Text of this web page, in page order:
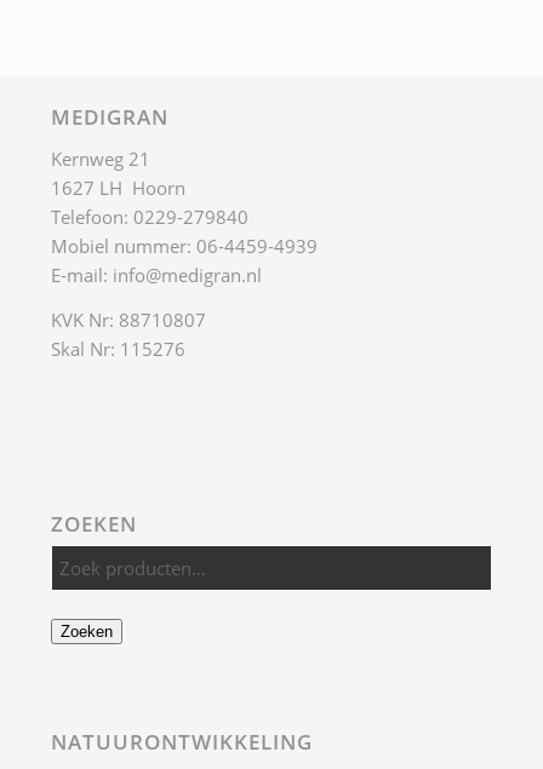
MEDIGRAN
Kernweg 21
1627 LH Hoorn
Telefoon: 0229-279840
Mobiel nummer: 06-4459-4939
E-mail: info@medigran.nl
KVK Nr: 88710807
Skal Nr: 115276
ZOEKEN
Zoeken
NATUURONTWIKKELING